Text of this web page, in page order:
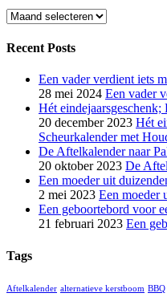
Archieven
Recent Posts
Een vader verdient iets
28 mei 2024 Een vader
Hét
20 december 2023 Hét
Scheurkalender met
De Aftelkalender naar
20 oktober 2023 De
Een moeder uit
2 mei 2023 Een moeder
Een geboortebord voor
21 februari 2023 Een
Tags
Aftelkalender alternatieve kerstboom BBQ